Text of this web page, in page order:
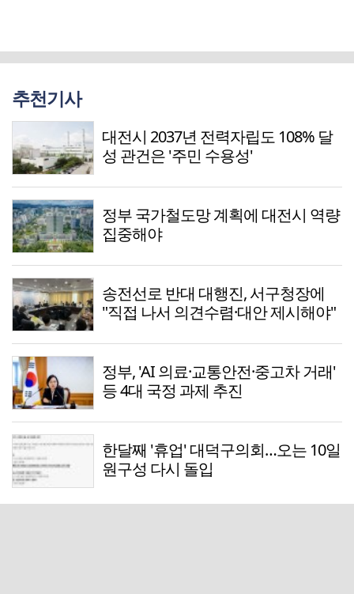
추천기사
대전시 2037년 전력자립도 108% 달
성 관건은 '주민 수용성'
정부 국가철도망 계획에 대전시 역량
집중해야
송전선로 반대 대행진, 서구청장에
"직접 나서 의견수렴·대안 제시해야"
정부, 'AI 의료·교통안전·중고차 거래'
등 4대 국정 과제 추진
한달째 '휴업' 대덕구의회…오는 10일
원구성 다시 돌입